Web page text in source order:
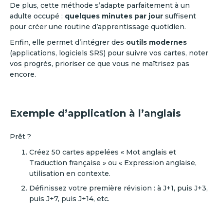
De plus, cette méthode s’adapte parfaitement à un
adulte occupé : quelques minutes par jour suffisent
pour créer une routine d’apprentissage quotidien.
Enfin, elle permet d’intégrer des outils modernes
(applications, logiciels SRS) pour suivre vos cartes, noter
vos progrès, prioriser ce que vous ne maîtrisez pas
encore.
Exemple d’application à l’anglais
Prêt ?
Créez 50 cartes appelées « Mot anglais et
Traduction française » ou « Expression anglaise,
utilisation en contexte.
Définissez votre première révision : à J+1, puis J+3,
puis J+7, puis J+14, etc.